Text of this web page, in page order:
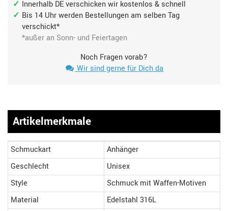
Innerhalb DE verschicken wir kostenlos & schnell
Bis 14 Uhr werden Bestellungen am selben Tag
verschickt*
*außer an Sonn- und Feiertagen
Noch Fragen vorab?
Wir sind gerne für Dich da
Artikelmerkmale
Schmuckart
Anhänger
Geschlecht
Unisex
Style
Schmuck mit Waffen-Motiven
Material
Edelstahl 316L